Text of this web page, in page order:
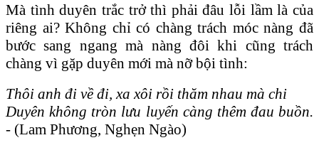
Mà tình duyên trắc trở thì phải đâu lỗi lầm là của
riêng ai? Không chỉ có chàng trách móc nàng đã
bước sang ngang mà nàng đôi khi cũng trách
chàng vì gặp duyên mới mà nỡ bội tình:
Thôi anh đi về đi, xa xôi rồi thăm nhau mà chi
Duyên không tròn lưu luyến càng thêm đau buồn.
- (Lam Phương, Nghẹn Ngào)